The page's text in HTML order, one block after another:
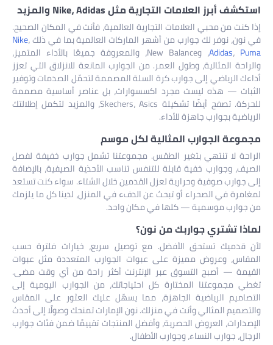
استكشف أبرز العلامات التجارية مثل Nike، Adidas والمزيد
إذا كنت من محبي العلامات التجارية العالمية، فأنت في المكان الصحيح.
في نون، نوفر لك جوارب من أشهر الماركات العالمية بما في ذلك Nike،
Adidas، Puma
، وNew Balance، والمعروفة جميعًا بالأداء المتميز،
والراحة المثالية، وطول العمر. من الجوارب المانعة للانزلاق التي تعزز
أداءك الرياضي إلى جوارب كرة السلة المصممة لتحمّل الصدمات وتوفير
الثبات — هذه ليست مجرد اكسسوارات، بل عناصر أساسية مصممة
للحركة. تصفح أيضًا تشكيلة Skechers، Asics، والمزيد لتكمل إطلالتك
الرياضية بجوارب جاهزة للأداء.
مجموعة الجوارب المثالية لكل موسم
الراحة لا تنتهي بتغير الطقس. مجموعتنا تشمل جوارب خفيفة لفصل
الصيف، وجوارب خفية قابلة للتنفس تناسب الأحذية الصيفية، بالإضافة
إلى جوارب صوفية وحرارية لعزل القدمين خلال الشتاء. سواء كنت تستعد
لمغامرة في الصحراء أو تبحث عن الدفء في المنزل، لدينا كل ما يلزمك
من جوارب موسمية — كلها في مكان واحد.
لماذا تشتري جواربك من نون؟
لأن قدميك تستحق الأفضل. مع توصيل سريع، خيارات فلترة حسب
المقاس، وعروض مميزة على عبوات الجوارب المتعددة مثل عبوات
القيمة — أصبح التسوق عبر الإنترنت أكثر راحة من أي وقت مضى.
تغطي مجموعتنا المختارة كل احتياجاتك، من الجوارب اليومية إلى
التصاميم الرياضية الجاهزة، مما يسهّل عليك العثور على المقاس
والتصميم المثالي وأنت في منزلك. نون الإمارات تمنحك وصولًا إلى أحدث
الإصدارات، العروض الحصرية، وأفضل المنتجات تقييمًا ضمن فئات جوارب
الرجال، جوارب النساء، وجوارب الأطفال.